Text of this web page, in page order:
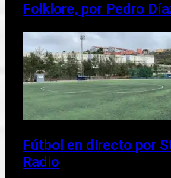
Folklore, por Pedro
Fútbol en directo por
Radio